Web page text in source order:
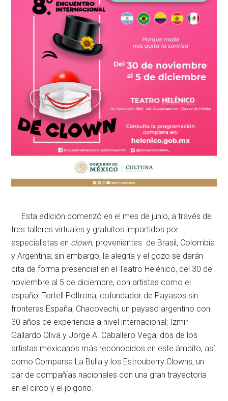
Esta edición comenzó en el mes de junio, a través de
tres talleres virtuales y gratuitos impartidos por
especialistas en clown, provenientes de Brasil, Colombia
y Argentina; sin embargo, la alegría y el gozo se darán
cita de forma presencial en el Teatro Helénico, del 30 de
noviembre al 5 de diciembre, con artistas como el
español Tortell Poltrona, cofundador de Payasos sin
fronteras España; Chacovachi, un payaso argentino con
30 años de experiencia a nivel internacional; Izmir
Gallardo Oliva y Jorge A. Caballero Vega, dos de los
artistas mexicanos más reconocidos en este ámbito; así
como Comparsa La Bulla y los Estrouberry Clowns, un
par de compañías nacionales con una gran trayectoria
en el circo y el jolgorio.